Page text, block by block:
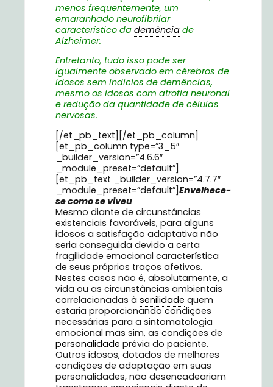
menos frequentemente, um
emaranhado neurofibrilar
característico da demência de
Alzheimer.
Entretanto, tudo isso pode ser
igualmente observado em cérebros de
idosos sem indícios de demências,
mesmo os idosos com atrofia neuronal
e redução da quantidade de células
nervosas.
[/et_pb_text][/et_pb_column]
[et_pb_column type=”3_5″
_builder_version=”4.6.6″
_module_preset=”default”]
[et_pb_text _builder_version=”4.7.7″
_module_preset=”default”]Envelhece-
se como se viveu
Mesmo diante de circunstâncias
existenciais favoráveis, para alguns
idosos a satisfação adaptativa não
seria conseguida devido a certa
fragilidade emocional característica
de seus próprios traços afetivos.
Nestes casos não é, absolutamente, a
vida ou as circunstâncias ambientais
correlacionadas à senilidade quem
estaria proporcionando condições
necessárias para a sintomatologia
emocional mas sim, as condições de
personalidade prévia do paciente.
Outros idosos, dotados de melhores
condições de adaptação em suas
personalidades, não desencadeariam